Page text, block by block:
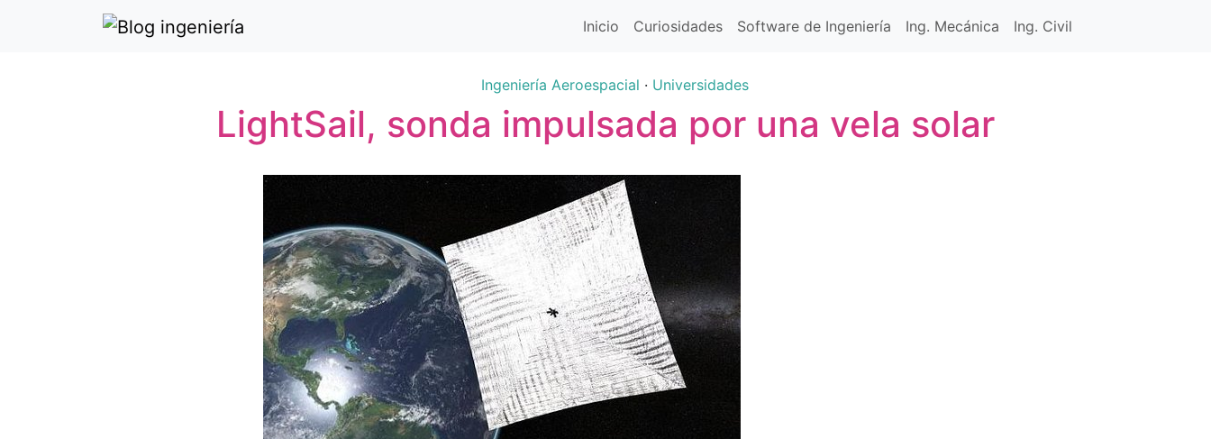
Inicio Curiosidades Software de Ingeniería Ing. Mecánica Ing. Civil
Ingeniería Aeroespacial · Universidades
LightSail, sonda impulsada por una vela solar